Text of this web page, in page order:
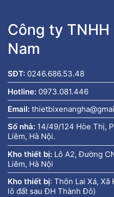
Công ty
Nam
SĐT: 0246.686.53.48
Hotline: 0973.081.446
Email:
Số nhà: 14/49/124 Hòe Thị,
Liêm, Hà Nội.
Kho thiết bị: Lô A2, Đường
Liêm, Hà Nội
Kho thiết bị: Thôn Lai Xá,
lô đất sau ĐH Thành Đô)